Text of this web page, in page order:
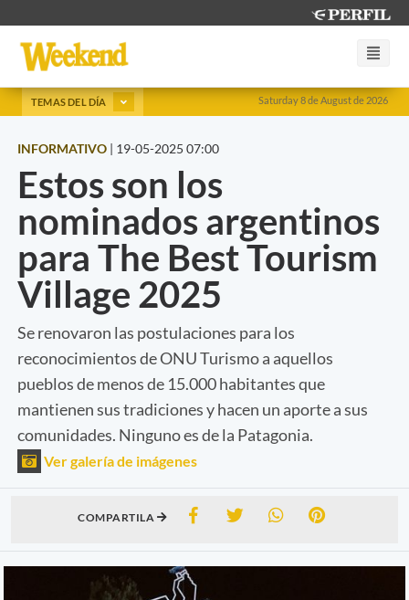
Saturday 8 de August de 2026
TEMAS DEL DÍA
INFORMATIVO | 19-05-2025 07:00
Estos son los
nominados argentinos
para The Best Tourism
Village 2025
Se renovaron las postulaciones para los
reconocimientos de ONU Turismo a aquellos
pueblos de menos de 15.000 habitantes que
mantienen sus tradiciones y hacen un aporte a sus
comunidades. Ninguno es de la Patagonia.
Ver galería de imágenes
COMPARTILA